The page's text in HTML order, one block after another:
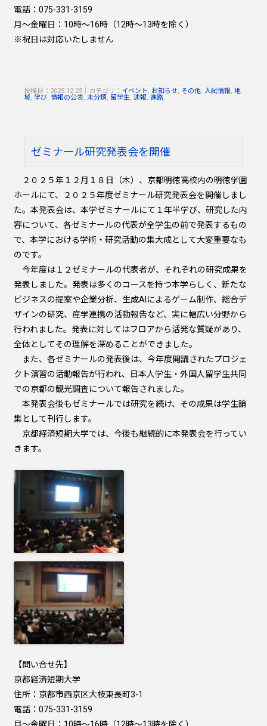
電話：075-331-3159
月～金曜日：10時～16時（12時～13時を除く）
※祝日は対応いたしません
投稿日：2025.12.25 カテゴリ： イベント, お知らせ, その他, 入試情報, 地
域, 学び, 情報の公表, 未分類, 留学生, 速報, 進路,
ゼミナール研究発表会を開催
２０２５年１２月１８日（木）、京都明徳高校内の明徳学園
ホールにて、２０２５年度ゼミナール研究発表会を開催しまし
た。本発表会は、本学ゼミナールにて１年半学び、研究した内
容について、各ゼミナールの代表が全学生の前で発表するもの
で、本学における学術・研究活動の集大成として大変重要なも
のです。
今年度は１２ゼミナールの代表者が、それぞれの研究成果を
発表しました。発表は多くのコースを持つ本学らしく、新たな
ビジネスの提案や企業分析、生成AIによるゲーム制作、総合デ
ザインの研究、産学連携の活動報告など、実に幅広い分野から
行われました。発表に対してはフロアから活発な質疑があり、
全体としてその理解を深めることができました。
また、各ゼミナールの発表後は、今年度開講されたプロジェ
クト演習の活動報告が行われ、日本人学生・外国人留学生共同
での京都の観光調査について報告されました。
本発表会後もゼミナールでは研究を続け、その成果は学生論
集として刊行します。
京都経済短期大学では、今後も継続的に本発表会を行ってい
きます。
【問い合せ先】
京都経済短期大学
住所：京都市西京区大枝東長町3-1
電話：075-331-3159